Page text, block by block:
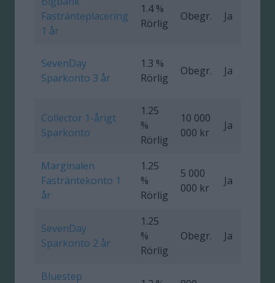
Fastränteplacering
1 år
1.4 %
Rörlig
Obegr. Ja
SevenDay
Sparkonto 3 år
1.3 %
Rörlig
Obegr. Ja
Collector 1-årigt
Sparkonto
1.25
%
Rörlig
10 000
000 kr
Ja
Marginalen
Fasträntekonto 1
år
1.25
%
Rörlig
5 000
000 kr
Ja
SevenDay
Sparkonto 2 år
1.25
%
Rörlig
Obegr. Ja
Bluestep